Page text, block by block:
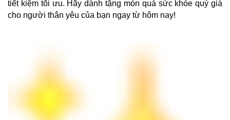
tiết kiệm tối ưu. Hãy dành tặng món quà sức khỏe quý giá
cho người thân yêu của bạn ngay từ hôm nay!